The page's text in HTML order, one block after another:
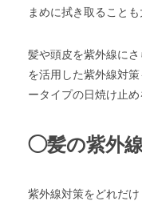
まめに拭き取ることも
髪や頭皮を紫外線に
を活用した紫外線対
ータイプの日焼け止
◯髪の紫外
紫外線対策をどれだ